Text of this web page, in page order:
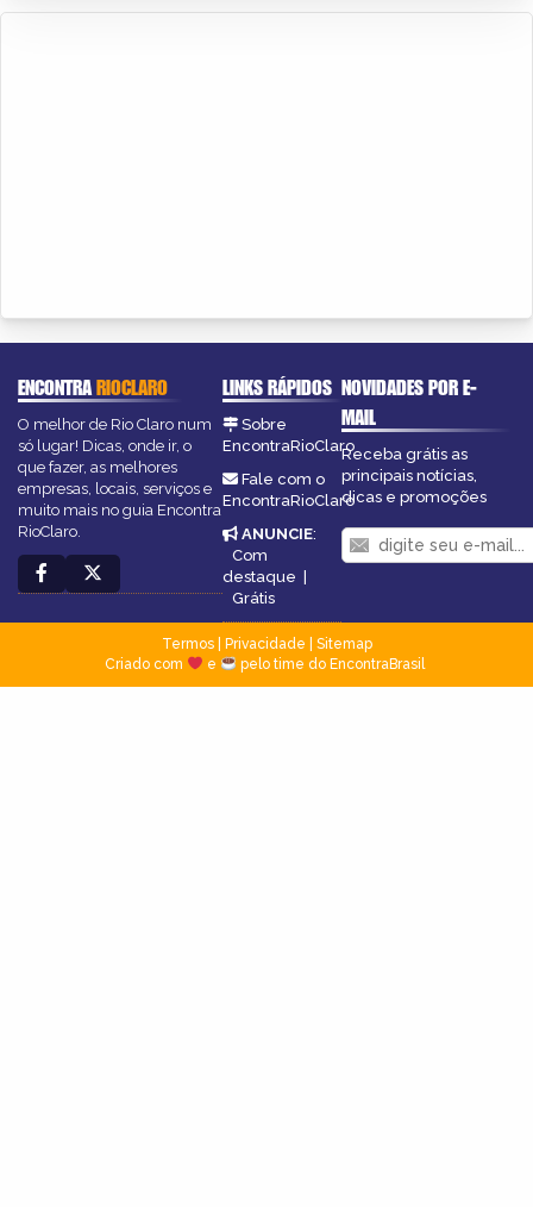
ENCONTRARIOCLARO
O melhor de Rio Claro num
só lugar! Dicas, onde ir, o
que fazer, as melhores
empresas, locais, serviços e
muito mais no guia Encontra
RioClaro.
LINKS RÁPIDOS
Sobre
EncontraRioClaro
Fale com o
EncontraRioClaro
ANUNCIE:
Com
destaque |
Grátis
NOVIDADES POR E-
MAIL
Receba grátis as
principais notícias,
dicas e promoções
Termos| Privacidade
Sitemap
Criado com
e pelo time do EncontraBrasil